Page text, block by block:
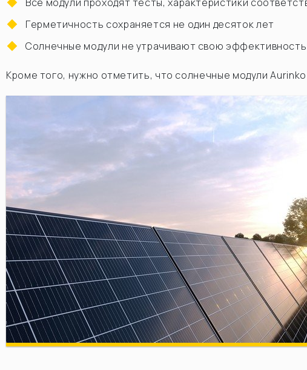
Герметичность сохраняется не один десяток лет
Солнечные модули не утрачивают свою
Кроме того, нужно отметить, что солнечные модули